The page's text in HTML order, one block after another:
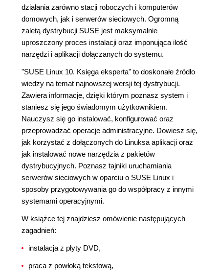
działania zarówno stacji roboczych i komputerów
domowych, jak i serwerów sieciowych. Ogromną
zaletą dystrybucji SUSE jest maksymalnie
uproszczony proces instalacji oraz imponująca ilość
narzędzi i aplikacji dołączanych do systemu.
"SUSE Linux 10. Księga eksperta" to doskonałe źródło
wiedzy na temat najnowszej wersji tej dystrybucji.
Zawiera informacje, dzięki którym poznasz system i
staniesz się jego świadomym użytkownikiem.
Nauczysz się go instalować, konfigurować oraz
przeprowadzać operacje administracyjne. Dowiesz się,
jak korzystać z dołączonych do Linuksa aplikacji oraz
jak instalować nowe narzędzia z pakietów
dystrybucyjnych. Poznasz tajniki uruchamiania
serwerów sieciowych w oparciu o SUSE Linux i
sposoby przygotowywania go do współpracy z innymi
systemami operacyjnymi.
W książce tej znajdziesz omówienie następujących
zagadnień:
instalacja z płyty DVD,
praca z powłoką tekstową,